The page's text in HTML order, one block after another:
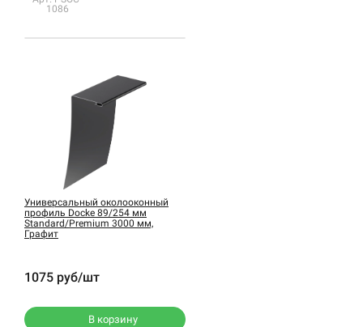
1086
Универсальный околооконный
профиль Docke 89/254 мм
Standard/Premium 3000 мм,
Графит
1075 руб/шт
В корзину